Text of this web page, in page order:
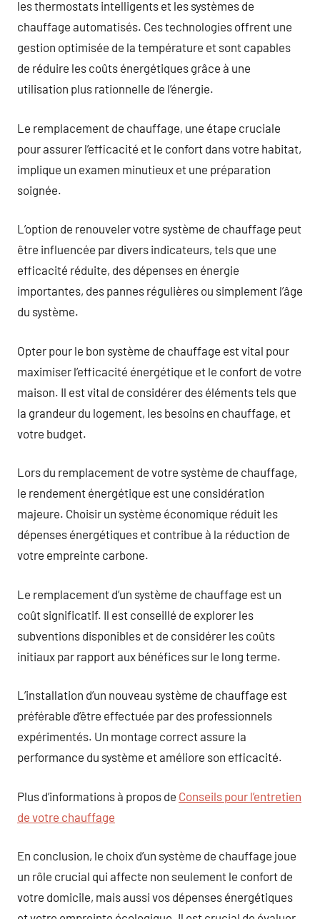
les thermostats intelligents et les systèmes de
chauffage automatisés. Ces technologies offrent une
gestion optimisée de la température et sont capables
de réduire les coûts énergétiques grâce à une
utilisation plus rationnelle de l’énergie.
Le remplacement de chauffage, une étape cruciale
pour assurer l’efficacité et le confort dans votre habitat,
implique un examen minutieux et une préparation
soignée.
L’option de renouveler votre système de chauffage peut
être influencée par divers indicateurs, tels que une
efficacité réduite, des dépenses en énergie
importantes, des pannes régulières ou simplement l’âge
du système.
Opter pour le bon système de chauffage est vital pour
maximiser l’efficacité énergétique et le confort de votre
maison. Il est vital de considérer des éléments tels que
la grandeur du logement, les besoins en chauffage, et
votre budget.
Lors du remplacement de votre système de chauffage,
le rendement énergétique est une considération
majeure. Choisir un système économique réduit les
dépenses énergétiques et contribue à la réduction de
votre empreinte carbone.
Le remplacement d’un système de chauffage est un
coût significatif. Il est conseillé de explorer les
subventions disponibles et de considérer les coûts
initiaux par rapport aux bénéfices sur le long terme.
L’installation d’un nouveau système de chauffage est
préférable d’être effectuée par des professionnels
expérimentés. Un montage correct assure la
performance du système et améliore son efficacité.
Plus d’informations à propos de Conseils pour l’entretien
de votre chauffage
En conclusion, le choix d’un système de chauffage joue
un rôle crucial qui affecte non seulement le confort de
votre domicile, mais aussi vos dépenses énergétiques